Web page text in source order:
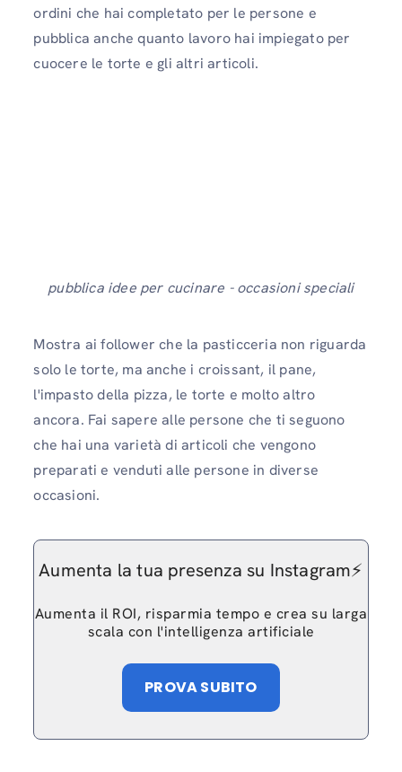
ordini che hai completato per le persone e
pubblica anche quanto lavoro hai impiegato per
cuocere le torte e gli altri articoli.
pubblica idee per cucinare - occasioni speciali
Mostra ai follower che la pasticceria non riguarda
solo le torte, ma anche i croissant, il pane,
l'impasto della pizza, le torte e molto altro
ancora. Fai sapere alle persone che ti seguono
che hai una varietà di articoli che vengono
preparati e venduti alle persone in diverse
occasioni.
Aumenta la tua presenza su Instagram⚡️
Aumenta il ROI, risparmia tempo e crea su larga
scala con l'intelligenza artificiale
PROVA SUBITO